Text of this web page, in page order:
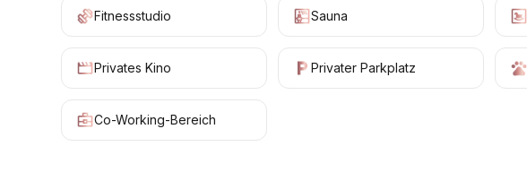
Fitnessstudio Sauna
Privates Kino Privater Parkplatz
Co-Working-Bereich